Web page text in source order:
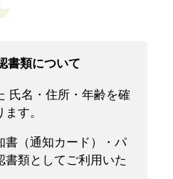
書類について
氏名・住所・年齢を確
す。
書（通知カード）・パ
書類としてご利用いた